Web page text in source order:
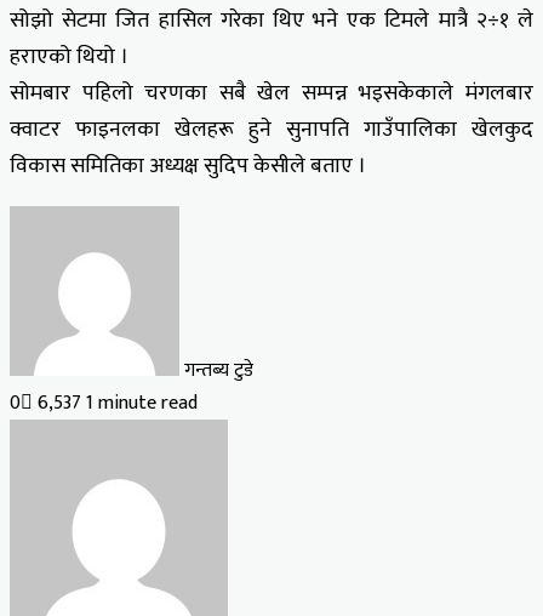
सोझो सेटमा जित हासिल गरेका थिए भने एक टिमले मात्रै २÷१ ले
हराएको थियो ।
सोमबार पहिलो चरणका सबै खेल सम्पन्न भइसकेकाले मंगलबार
क्वाटर फाइनलका खेलहरू हुने सुनापति गाउँपालिका खेलकुद
विकास समितिका अध्यक्ष सुदिप केसीले बताए ।
गन्तब्य टुडे
0 6,5371 minute read